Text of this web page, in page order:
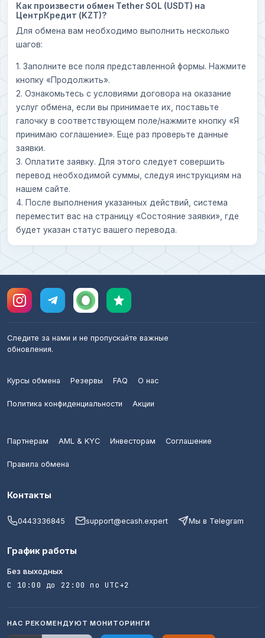
Как произвести обмен Tether SOL (USDT) на
ЦентрКредит (KZT)?
Для обмена вам необходимо выполнить несколько
шагов:
1. Заполните все поля представленной формы. Нажмите
кнопку «Продолжить».
2. Ознакомьтесь с условиями договора на оказание
услуг обмена, если вы принимаете их, поставьте
галочку в соответствующем поле/нажмите кнопку «Я
принимаю соглашение». Еще раз проверьте данные
заявки.
3. Оплатите заявку. Для этого следует совершить
перевод необходимой суммы, следуя инструкциям на
нашем сайте.
4. После выполнения указанных действий, система
переместит вас на страницу «Состояние заявки», где
будет указан статус вашего перевода.
Следите за нами и не пропускайте важные
обновления.
Курсы обмена Резервы FAQ О нас
Политика конфиденциальности Акции
Партнерам AML & KYC Инвесторам Соглашение
Правила обмена
Контакты
0443336845 support@ecash.expert Мы в Telegram
График работы
Без выходных
С 10:00 до 22:00 по UTC+2
НАС РЕКОМЕНДУЮТ МОНИТОРИНГИ